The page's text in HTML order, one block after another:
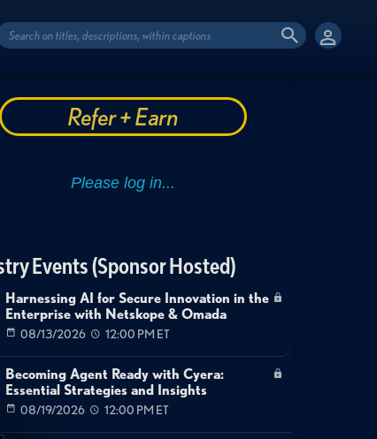
Refer + Earn
Events (Sponsor Hosted)
Harnessing AI for Secure Innovation in the
Enterprise with Netskope & Omada
08/13/2026 12:00 PM ET
Becoming Agent Ready with Cyera:
Essential Strategies and Insights
08/19/2026 12:00 PM ET